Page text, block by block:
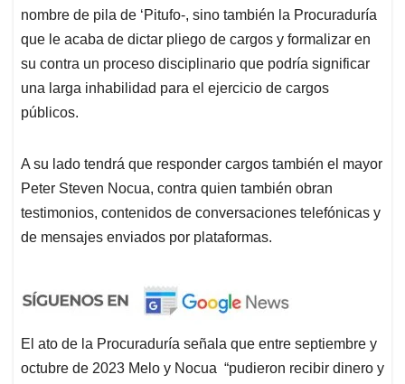
nombre de pila de ‘Pitufo-, sino también la Procuraduría
que le acaba de dictar pliego de cargos y formalizar en
su contra un proceso disciplinario que podría significar
una larga inhabilidad para el ejercicio de cargos
públicos.
A su lado tendrá que responder cargos también el mayor
Peter Steven Nocua, contra quien también obran
testimonios, contenidos de conversaciones telefónicas y
de mensajes enviados por plataformas.
El ato de la Procuraduría señala que entre septiembre y
octubre de 2023 Melo y Nocua “pudieron recibir dinero y